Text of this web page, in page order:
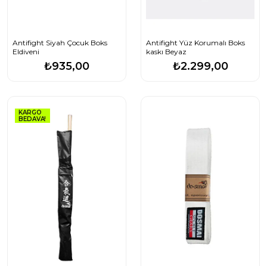
Antifight Siyah Çocuk Boks
Eldiveni
₺935,00
Antifight Yüz Korumalı Boks
kaskı Beyaz
₺2.299,00
KARGO
BEDAVA!